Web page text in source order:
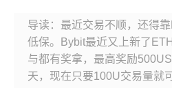
导读：最近交易不顺，还得
低保。Bybit最近又上新了
与都有奖拿，最高奖励
天，现在只要100U交易量就